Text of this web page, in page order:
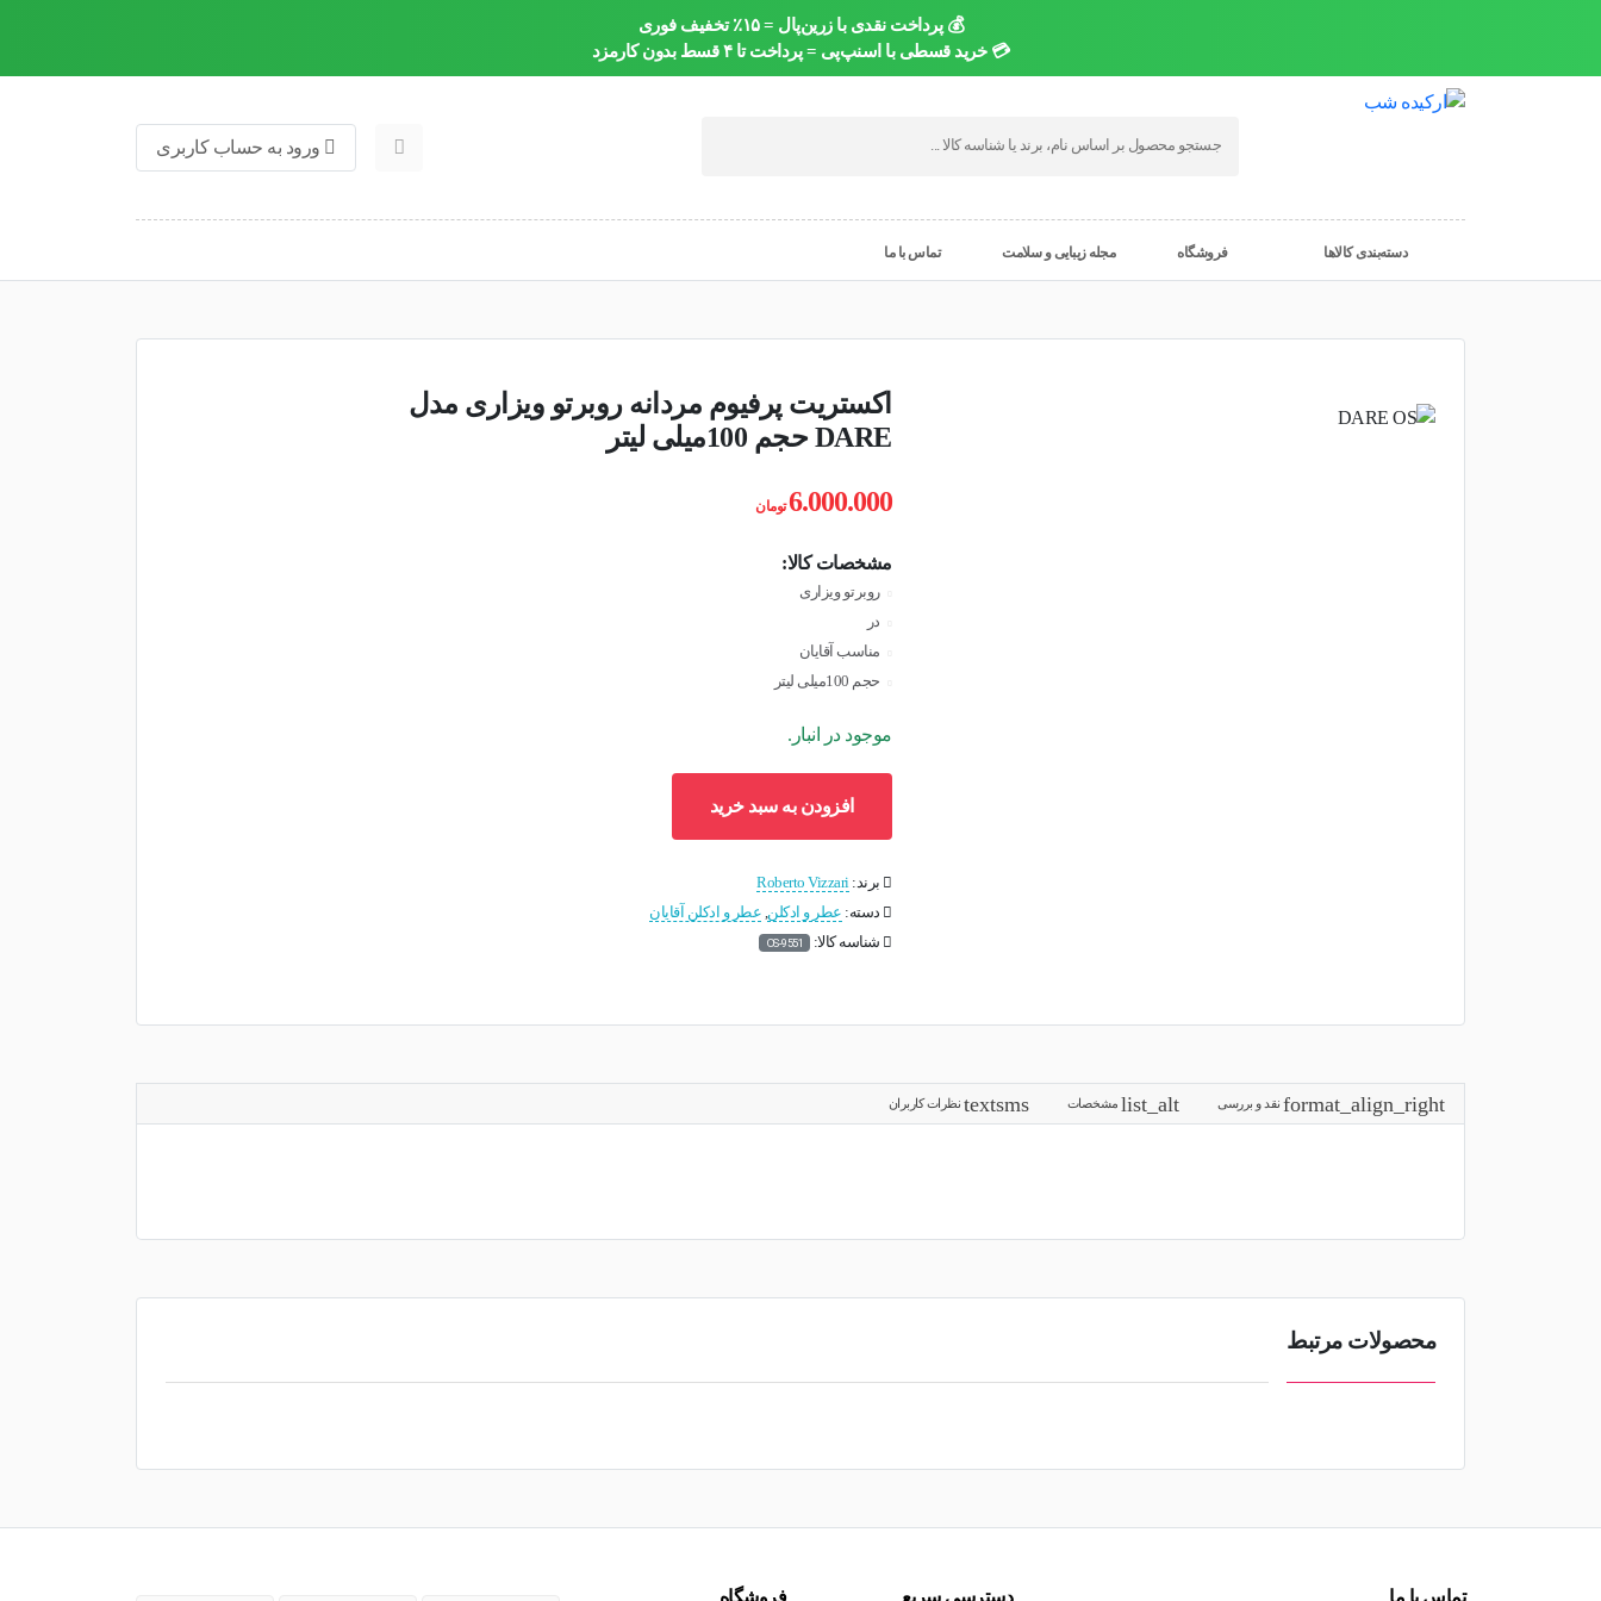
💰 پرداخت نقدی با زرین‌پال = ۱۵٪ تخفیف فوری
💳 خرید قسطی با اسنپ‌پی = پرداخت تا ۴ قسط بدون کارمزد
ورود به حساب کاربری
دسته‌بندی کالاها فروشگاه مجله زیبایی و سلامت تماس با ما
اکستریت پرفیوم مردانه روبرتو ویزاری مدل
DARE حجم 100میلی لیتر
6.000.000تومان
مشخصات کالا:
روبرتو ویزاری
در
مناسب آقایان
حجم 100میلی لیتر
موجود در انبار.
افزودن به سبد خرید
برند:Roberto Vizzari
دسته: عطر و ادکلن, عطر و ادکلن آقایان
شناسه کالا:
OS-9551
نقد و بررسی مشخصات نظرات کاربران
محصولات مرتبط